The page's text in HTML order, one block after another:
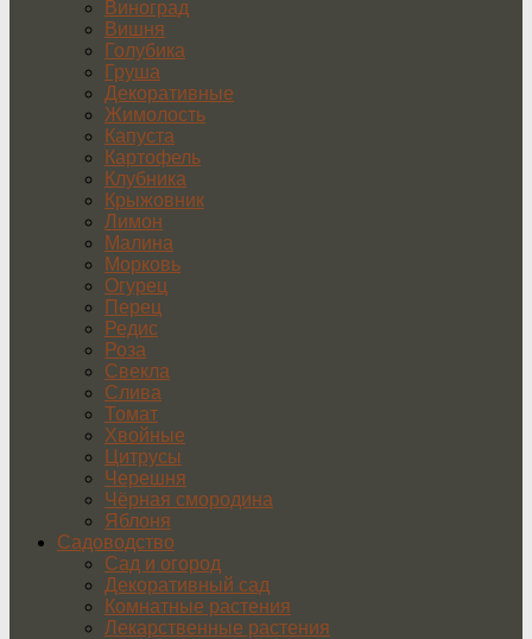
Виноград
Вишня
Голубика
Груша
Декоративные
Жимолость
Капуста
Картофель
Клубника
Крыжовник
Лимон
Малина
Морковь
Огурец
Перец
Редис
Роза
Свекла
Слива
Томат
Хвойные
Цитрусы
Черешня
Чёрная смородина
Яблоня
Садоводство
Сад и огород
Декоративный сад
Комнатные растения
Лекарственные растения